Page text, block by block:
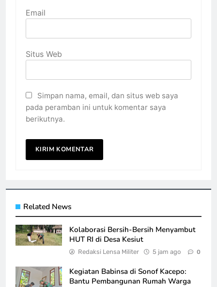
Email
Situs Web
Simpan nama, email, dan situs web saya
pada peramban ini untuk komentar saya
berikutnya.
Related News
Kolaborasi Bersih-Bersih Menyambut
HUT RI di Desa Kesiut
Redaksi Lensa Militer 5 jam ago 0
Kegiatan Babinsa di Sonof Kacepo:
Bantu Pembangunan Rumah Warga